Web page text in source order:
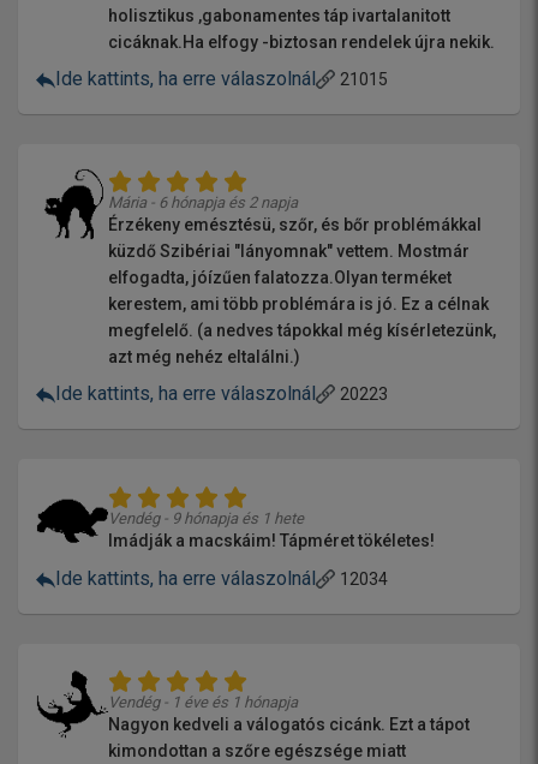
holisztikus ,gabonamentes táp ivartalanitott
cicáknak.Ha elfogy -biztosan rendelek újra nekik.
Ide kattints, ha erre válaszolnál 21015
Mária - 6 hónapja és 2 napja
Érzékeny emésztésü, szőr, és bőr problémákkal
küzdő Szibériai "lányomnak" vettem. Mostmár
elfogadta, jóízűen falatozza.Olyan terméket
kerestem, ami több problémára is jó. Ez a célnak
megfelelő. (a nedves tápokkal még kísérletezünk,
azt még nehéz eltalálni.)
Ide kattints, ha erre válaszolnál 20223
Vendég - 9 hónapja és 1 hete
Imádják a macskáim! Tápméret tökéletes!
Ide kattints, ha erre válaszolnál 12034
Vendég - 1 éve és 1 hónapja
Nagyon kedveli a válogatós cicánk. Ezt a tápot
kimondottan a szőre egészsége miatt